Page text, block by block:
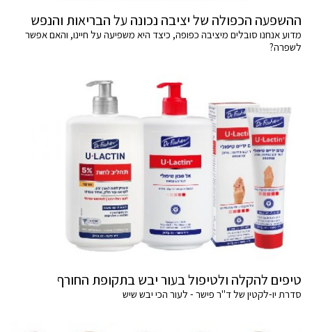
ההשפעה הכפולה של יציבה נכונה על הבריאות והנפש
מדוע אנחנו סובלים מיציבה כפופה, כיצד היא משפיעה על חיינו, והאם אפשר
לשפרה?
טיפים להקלה ולטיפול בעור יבש בתקופת החורף
סדרת יו-לקטין של ד"ר פישר - לעור הכי יבש שיש